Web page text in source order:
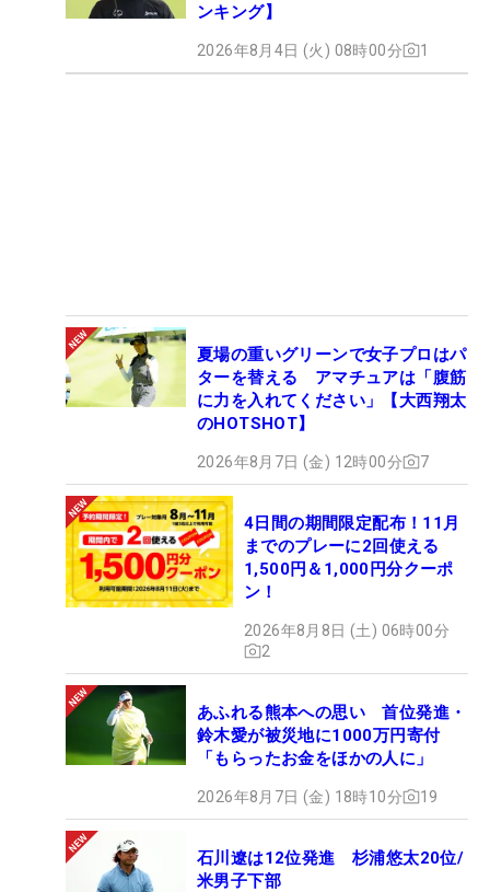
ンキング】
2026年8月4日 (火) 08時00分 1
夏場の重いグリーンで女子プロはパ
ターを替える アマチュアは「腹筋
に力を入れてください」【大西翔太
のHOTSHOT】
2026年8月7日 (金) 12時00分 7
4日間の期間限定配布！11月
までのプレーに2回使える
1,500円＆1,000円分クーポ
ン！
2026年8月8日 (土) 06時00分
2
あふれる熊本への思い 首位発進・
鈴木愛が被災地に1000万円寄付
「もらったお金をほかの人に」
2026年8月7日 (金) 18時10分 19
石川遼は12位発進 杉浦悠太20位/
米男子下部